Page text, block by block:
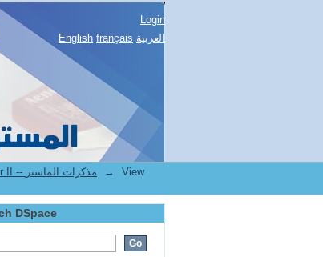
de Djelfa.
Login
English français العربية
2.[FSNV] Mémoires de master II -- مذكرات الماستر →
View
DSpace